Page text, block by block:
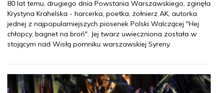
80 lat temu, drugiego dnia Powstania Warszawskiego, zginęła
Krystyna Krahelska - harcerka, poetka, żołnierz AK, autorka
jednej z najpopularniejszych piosenek Polski Walczącej "Hej
chłopcy, bagnet na broń". Jej twarz uwieczniona została w
stojącym nad Wisłą pomniku warszawskiej Syreny.